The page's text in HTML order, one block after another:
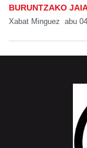
BURUNTZAKO
Xabat Minguez abu 04